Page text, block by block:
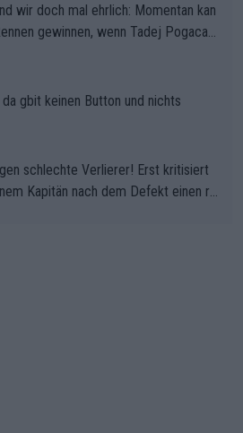
wir doch mal ehrlich: Momentan kan
gewinnen, wenn Tadej Pogacar
gbit keinen Button und nichts
schlechte Verlierer! Erst kritisiert
Kapitän nach dem Defekt einen ro